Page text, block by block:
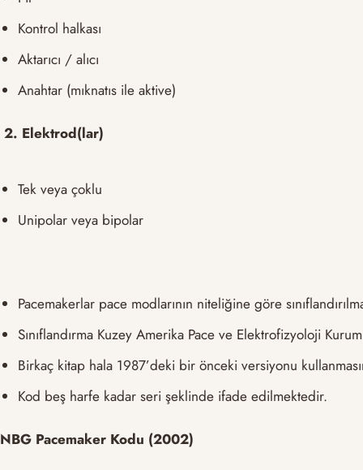
Kontrol halkası
Aktarıcı / alıcı
Anahtar (mıknatıs ile aktive)
2. Elektrod(lar)
Tek veya çoklu
Unipolar veya bipolar
Pacemakerlar pace modlarının niteliğine göre
Sınıflandırma Kuzey Amerika Pace ve Elektrofizyoloji
Birkaç kitap hala 1987’deki bir önceki versiyonu
Kod beş harfe kadar seri şeklinde ifade edilmektedir.
NBG Pacemaker Kodu (2002)